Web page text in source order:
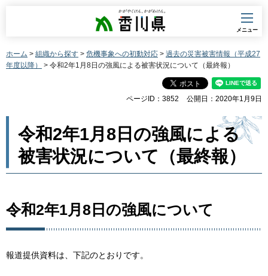
香川県
メニュー
ホーム > 組織から探す > 危機事象への初動対応 > 過去の災害被害情報（平成27
年度以降）
> 令和2年1月8日の強風による被害状況について（最終報）
ページID：3852 公開日：2020年1月9日
令和2年1月8日の強風による
被害状況について（最終報）
令和2年1月8日の強風について
報道提供資料は、下記のとおりです。